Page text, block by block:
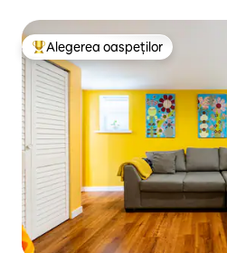
Locuință din topul categoriei
Alegerea oaspeților